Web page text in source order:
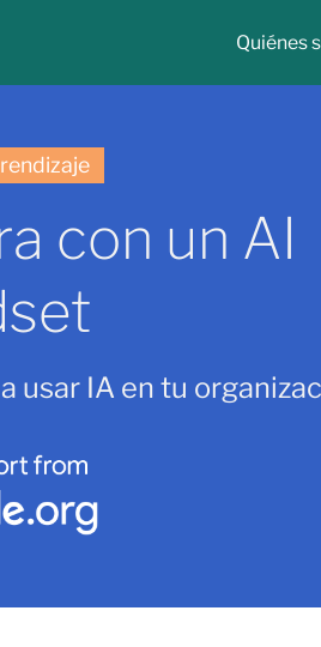
Quiénes
con un AI
usar IA en tu